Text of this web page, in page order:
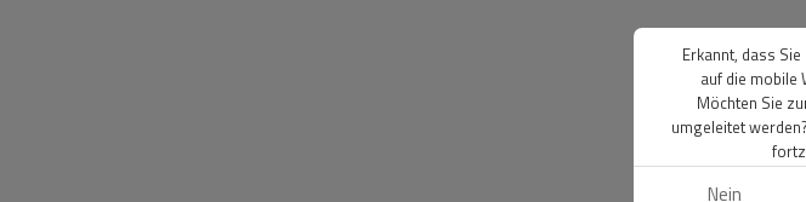
Erkannt, dass
auf die mobile
Möchten Sie
umgeleitet
Nein